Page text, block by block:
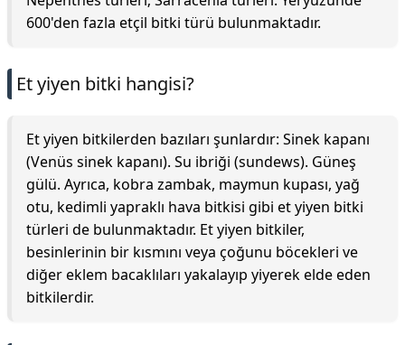
600'den fazla etçil bitki türü bulunmaktadır.
Et yiyen bitki hangisi?
Et yiyen bitkilerden bazıları şunlardır: Sinek kapanı
(Venüs sinek kapanı). Su ibriği (sundews). Güneş
gülü. Ayrıca, kobra zambak, maymun kupası, yağ
otu, kedimli yapraklı hava bitkisi gibi et yiyen bitki
türleri de bulunmaktadır. Et yiyen bitkiler,
besinlerinin bir kısmını veya çoğunu böcekleri ve
diğer eklem bacaklıları yakalayıp yiyerek elde eden
bitkilerdir.